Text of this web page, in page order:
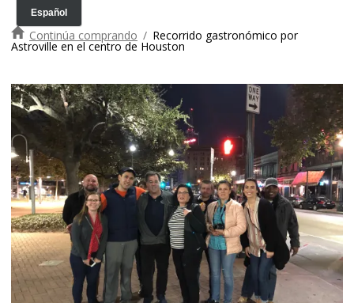
Continúa comprando / Recorrido gastronómico por
Astroville en el centro de Houston